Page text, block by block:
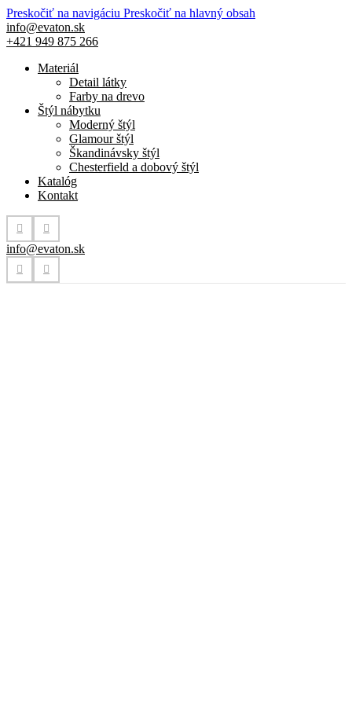
Preskočiť na navigáciu Preskočiť na hlavný obsah
info@evaton.sk
+421 949 875 266
Materiál
Detail látky
Farby na drevo
Štýl nábytku
Moderný štýl
Glamour štýl
Škandinávsky štýl
Chesterfield a dobový štýl
Katalóg
Kontakt
info@evaton.sk